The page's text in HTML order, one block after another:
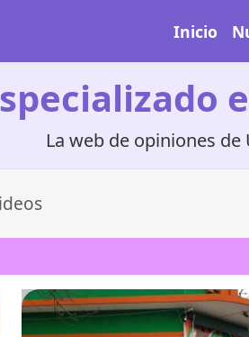
Inicio
La web de opiniones de